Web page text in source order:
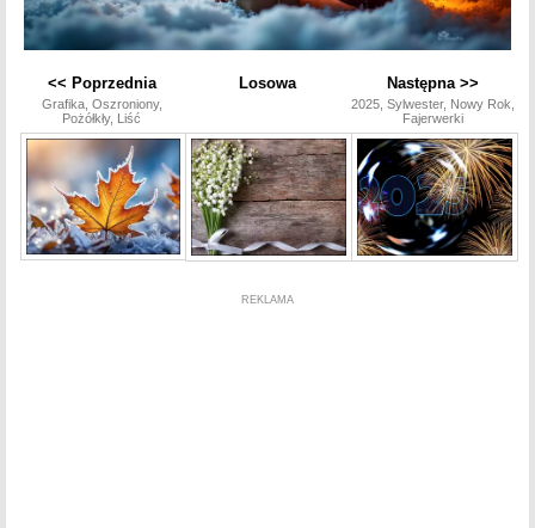
<< Poprzednia
Grafika, Oszroniony,
Pożółkły, Liść
Losowa Następna >>
2025, Sylwester, Nowy Rok,
Fajerwerki
REKLAMA